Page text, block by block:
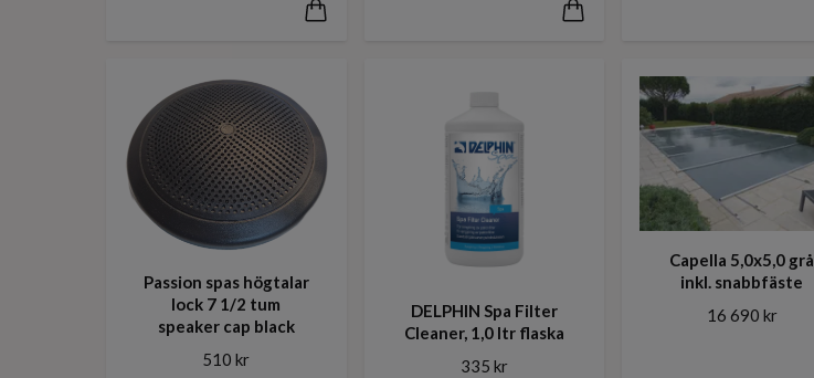
Passion spas högtalar
lock 7 1/2 tum
speaker cap black
510 kr
DELPHIN Spa Filter
Cleaner, 1,0 ltr flaska
335 kr
Capella 5,0x5,0 grå
inkl. snabbfäste
16 690 kr